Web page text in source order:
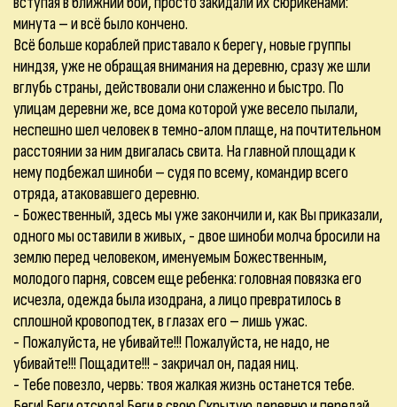
минута – и всё было кончено.
Всё больше кораблей приставало к берегу, новые группы
ниндзя, уже не обращая внимания на деревню, сразу же шли
вглубь страны, действовали они слаженно и быстро. По
улицам деревни же, все дома которой уже весело пылали,
неспешно шел человек в темно-алом плаще, на почтительном
расстоянии за ним двигалась свита. На главной площади к
нему подбежал шиноби – судя по всему, командир всего
отряда, атаковавшего деревню.
- Божественный, здесь мы уже закончили и, как Вы приказали,
одного мы оставили в живых, - двое шиноби молча бросили на
землю перед человеком, именуемым Божественным,
молодого парня, совсем еще ребенка: головная повязка его
исчезла, одежда была изодрана, а лицо превратилось в
сплошной кровоподтек, в глазах его – лишь ужас.
- Пожалуйста, не убивайте!!! Пожалуйста, не надо, не
убивайте!!! Пощадите!!! - закричал он, падая ниц.
- Тебе повезло, червь: твоя жалкая жизнь останется тебе.